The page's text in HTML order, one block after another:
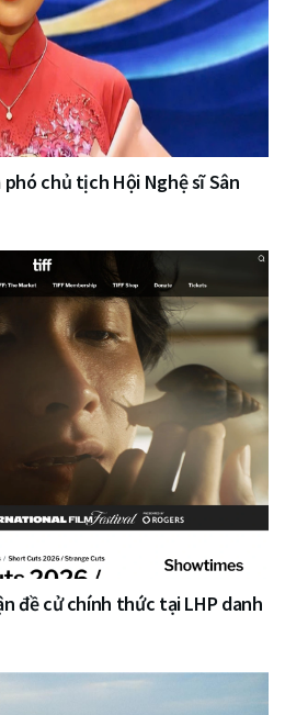
phó chủ tịch Hội Nghệ sĩ Sân
đề cử chính thức tại LHP danh